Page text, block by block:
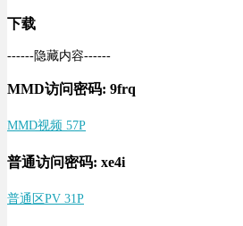
下载
------隐藏内容------
MMD访问密码: 9frq
MMD视频 57P
普通访问密码: xe4i
普通区PV 31P